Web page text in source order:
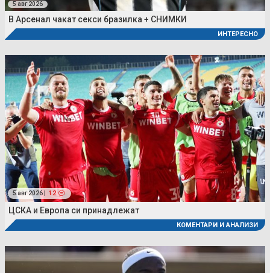
5 авг 2026
В Арсенал чакат секси бразилка + СНИМКИ
ИНТЕРЕСНО
5 авг 2026 | 12
ЦСКА и Европа си принадлежат
КОМЕНТАРИ И АНАЛИЗИ